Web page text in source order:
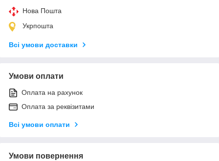
Нова Пошта
Укрпошта
Всі умови доставки
Умови оплати
Оплата на рахунок
Оплата за реквізитами
Всі умови оплати
Умови повернення